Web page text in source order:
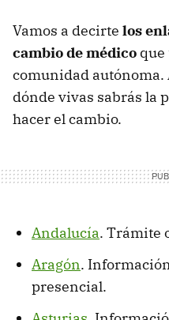
Vamos a decirte los
cambio de médico
comunidad autónoma.
dónde vivas sabrás la
hacer el cambio.
Andalucía. Trámite
Aragón.
presencial.